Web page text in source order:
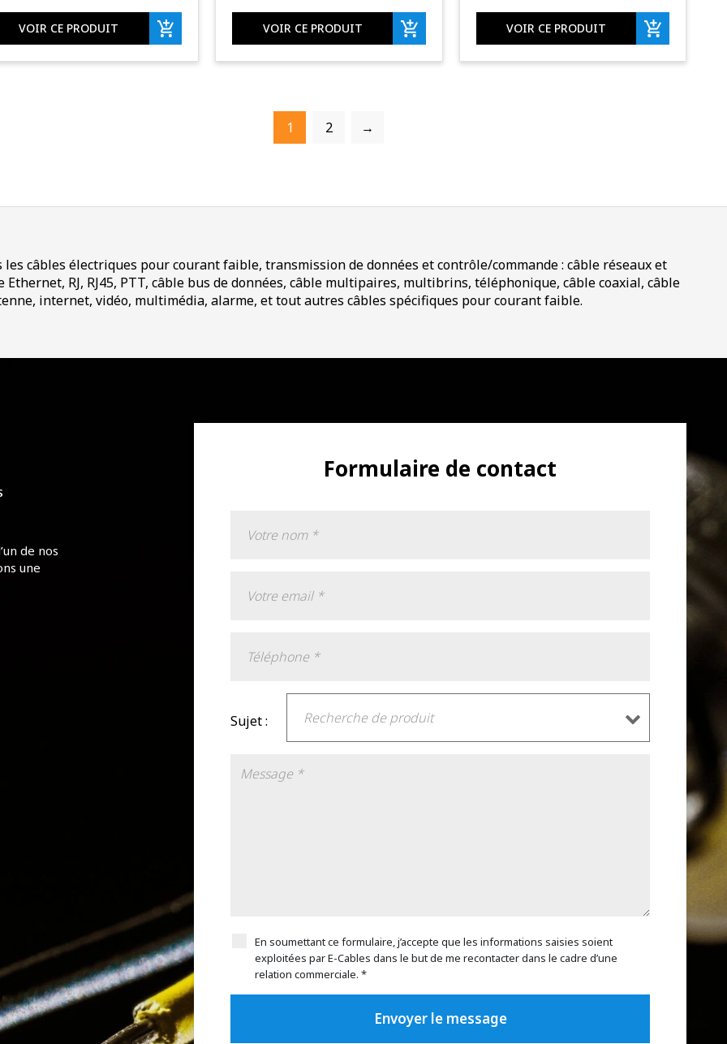
VOIR CE PRODUIT VOIR CE PRODUIT VOIR CE PRODUIT
1 2 →
les câbles électriques pour courant faible, transmission de données et contrôle/commande : câble réseaux et
Ethernet, RJ, RJ45, PTT, câble bus de données, câble multipaires, multibrins, téléphonique, câble coaxial, câble
internet, vidéo, multimédia, alarme, et tout autres câbles spécifiques pour courant faible.
de nos
une
Formulaire de contact
Sujet :
En soumettant ce formulaire, j’accepte que les informations saisies soient
exploitées par E-Cables dans le but de me recontacter dans le cadre d’une
relation commerciale. *